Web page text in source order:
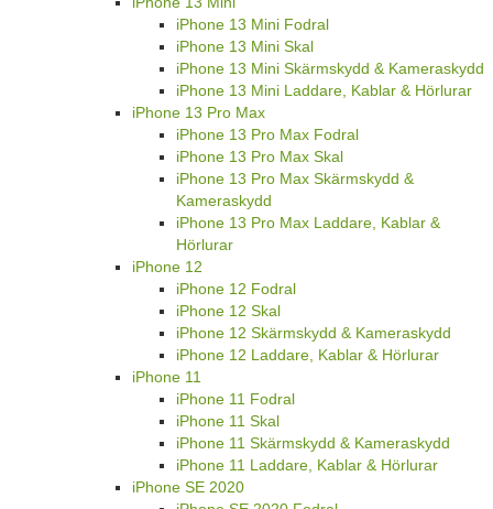
iPhone 13 Mini Fodral
iPhone 13 Mini Skal
iPhone 13 Mini Skärmskydd & Kameraskydd
iPhone 13 Mini Laddare, Kablar & Hörlurar
iPhone 13 Pro Max
iPhone 13 Pro Max Fodral
iPhone 13 Pro Max Skal
iPhone 13 Pro Max Skärmskydd &
Kameraskydd
iPhone 13 Pro Max Laddare, Kablar &
Hörlurar
iPhone 12
iPhone 12 Fodral
iPhone 12 Skal
iPhone 12 Skärmskydd & Kameraskydd
iPhone 12 Laddare, Kablar & Hörlurar
iPhone 11
iPhone 11 Fodral
iPhone 11 Skal
iPhone 11 Skärmskydd & Kameraskydd
iPhone 11 Laddare, Kablar & Hörlurar
iPhone SE 2020